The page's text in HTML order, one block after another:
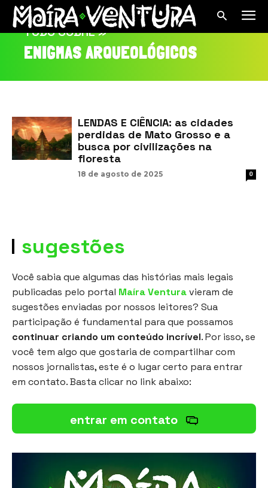
TUDO SOBRE »
ENIGMAS ARQUEOLÓGICOS
LENDAS E CIÊNCIA: as cidades
perdidas de Mato Grosso e a
busca por civilizações na
floresta
18 de agosto de 2025 0
sugestões
Você sabia que algumas das histórias mais legais
publicadas pelo portal Maíra Venturavieram de
sugestões enviadas por nossos leitores? Sua
participação é fundamental para que possamos
continuar criando um conteúdo incrível. Por isso, se
você tem algo que gostaria de compartilhar com
nossos jornalistas, este é o lugar certo para entrar
em contato. Basta clicar no link abaixo:
entrar em contato